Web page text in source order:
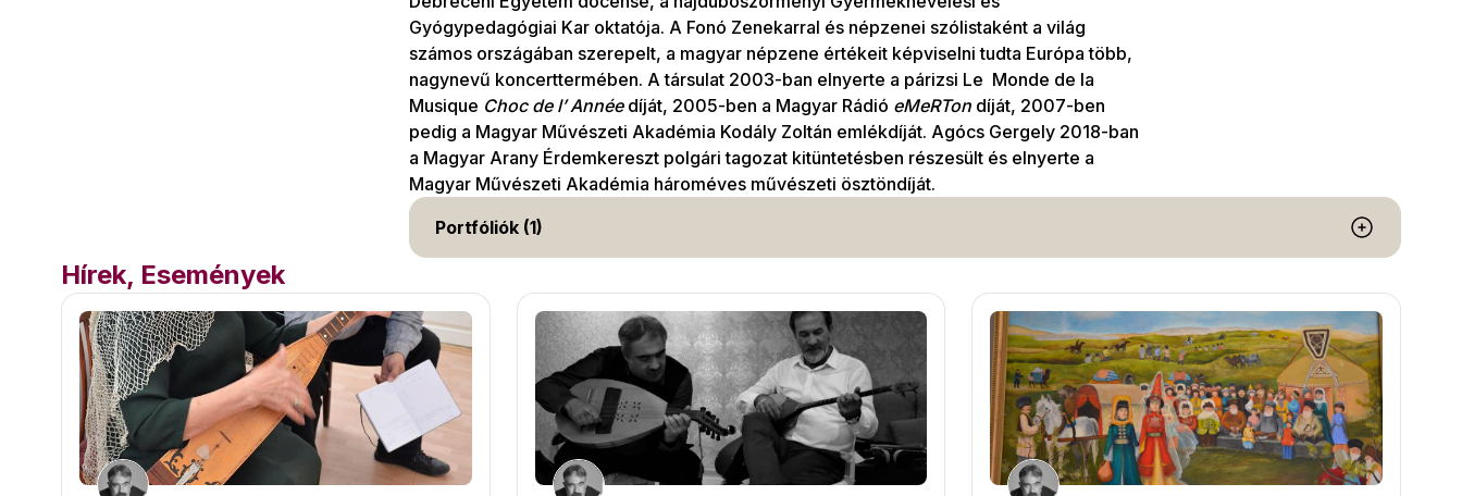
Gyógypedagógiai Kar oktatója. A Fonó Zenekarral és népzenei szólistaként a világ
számos országában szerepelt, a magyar népzene értékeit képviselni tudta Európa több,
nagynevű koncerttermében. A társulat 2003-ban elnyerte a párizsi Le Monde de la
Musique Chocde l’ Annéedíját, 2005-ben a Magyar Rádió eMeRTon díját, 2007-ben
pedig a Magyar Művészeti Akadémia Kodály Zoltán emlékdíját. Agócs Gergely 2018-ban
a Magyar Arany Érdemkereszt polgári tagozat kitüntetésben részesült és elnyerte a
Magyar Művészeti Akadémia hároméves művészeti ösztöndíját.
Portfóliók (1)
Hírek, Események